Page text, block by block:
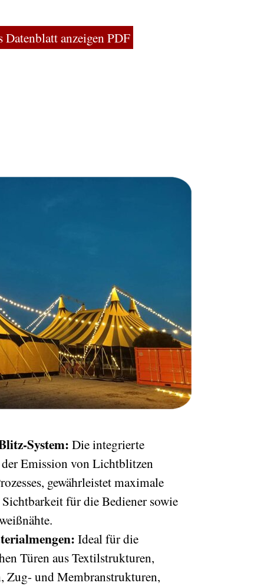
Datenblatt anzeigen PDF
System: Die integrierte
Emission von Lichtblitzen
gewährleistet maximale
für die Bediener sowie
Ideal für die
Türen aus Textilstrukturen,
Zug- und Membranstrukturen,